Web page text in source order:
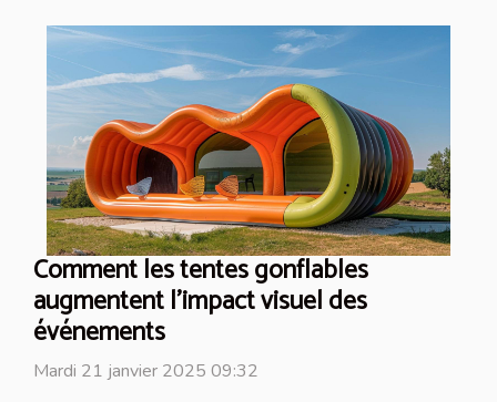
Comment les tentes gonflables
augmentent l'impact visuel des
événements
Mardi 21 janvier 2025 09:32